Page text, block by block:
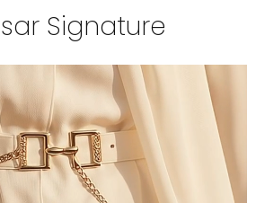
Signature